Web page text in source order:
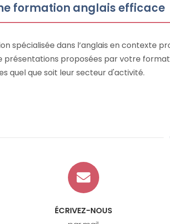
formation anglais efficace
spécialisée dans l’anglais en contexte
présentations proposées par votre
quel que soit leur secteur d'activité.
ÉCRIVEZ-NOUS